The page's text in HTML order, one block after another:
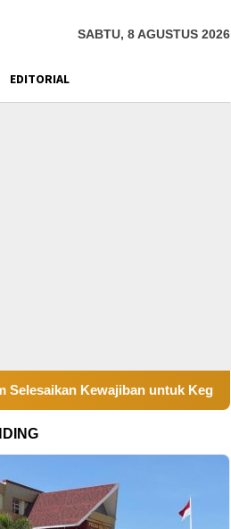
SABTU, 8 AGUSTUS 2026
EDITORIAL
untuk Kegiatan Operasi